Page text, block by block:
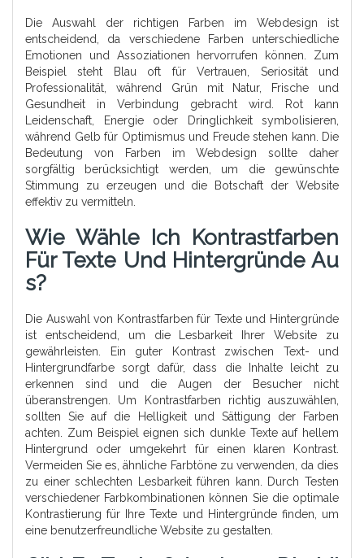
Die Auswahl der richtigen Farben im Webdesign ist
entscheidend, da verschiedene Farben unterschiedliche
Emotionen und Assoziationen hervorrufen können. Zum
Beispiel steht Blau oft für Vertrauen, Seriosität und
Professionalität, während Grün mit Natur, Frische und
Gesundheit in Verbindung gebracht wird. Rot kann
Leidenschaft, Energie oder Dringlichkeit symbolisieren,
während Gelb für Optimismus und Freude stehen kann. Die
Bedeutung von Farben im Webdesign sollte daher
sorgfältig berücksichtigt werden, um die gewünschte
Stimmung zu erzeugen und die Botschaft der Website
effektiv zu vermitteln.
Wie Wähle Ich Kontrastfarben
Für Texte Und Hintergründe Au
S?
Die Auswahl von Kontrastfarben für Texte und Hintergründe
ist entscheidend, um die Lesbarkeit Ihrer Website zu
gewährleisten. Ein guter Kontrast zwischen Text- und
Hintergrundfarbe sorgt dafür, dass die Inhalte leicht zu
erkennen sind und die Augen der Besucher nicht
überanstrengen. Um Kontrastfarben richtig auszuwählen,
sollten Sie auf die Helligkeit und Sättigung der Farben
achten. Zum Beispiel eignen sich dunkle Texte auf hellem
Hintergrund oder umgekehrt für einen klaren Kontrast.
Vermeiden Sie es, ähnliche Farbtöne zu verwenden, da dies
zu einer schlechten Lesbarkeit führen kann. Durch Testen
verschiedener Farbkombinationen können Sie die optimale
Kontrastierung für Ihre Texte und Hintergründe finden, um
eine benutzerfreundliche Website zu gestalten.